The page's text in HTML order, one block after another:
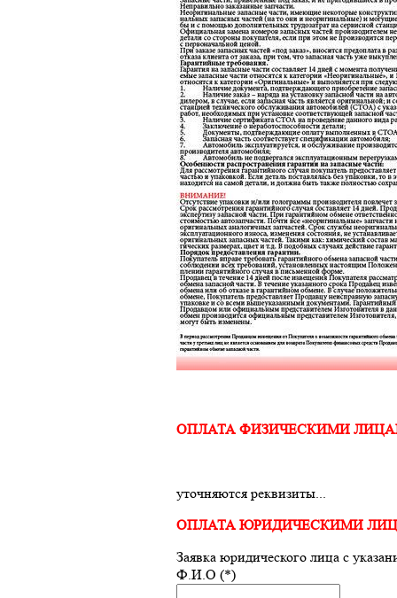
ОПЛАТА ФИЗИЧЕСКИМИ
уточняются реквизиты...
ОПЛАТА ЮРИДИЧЕСКИМИ
Заявка юридического лица с
Ф.И.О (*)